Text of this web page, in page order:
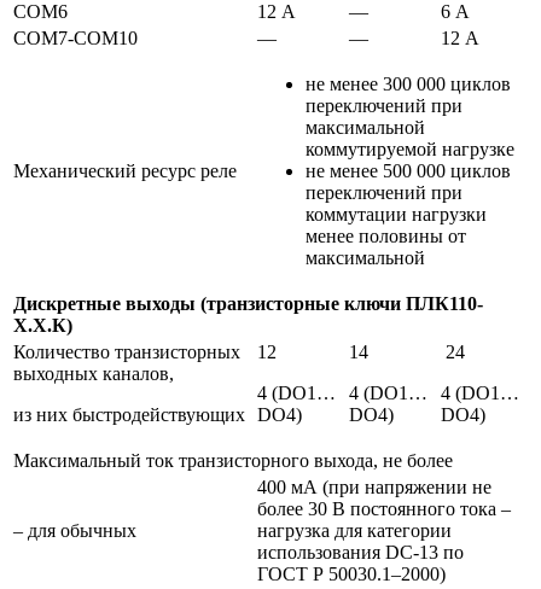
COM6
12 А —
6 А
COM7-COM10
— — 12 А
Механический ресурс реле
не менее 300 000 циклов
переключений при
максимальной
коммутируемой нагрузке
не менее 500 000 циклов
переключений при
коммутации нагрузки
менее половины от
максимальной
Дискретные выходы (транзисторные ключи ПЛК110-
Х.Х.К)
Количество транзисторных
выходных каналов,
из них быстродействующих
12
4 (DО1…
DО4)
14
4 (DО1…
DО4)
24
4 (DО1…
DО4)
Максимальный ток транзисторного выхода, не более
– для обычных
400 мА (при напряжении не
более 30 В постоянного тока –
нагрузка для категории
использования DC-13 по
ГОСТ Р 50030.1–2000)